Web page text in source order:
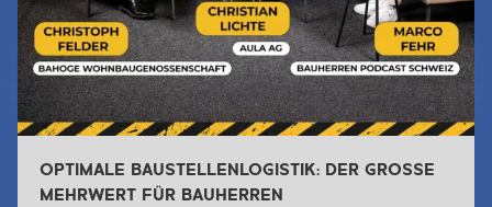
OPTIMALE BAUSTELLENLOGISTIK: DER GROSSE
MEHRWERT FÜR BAUHERREN